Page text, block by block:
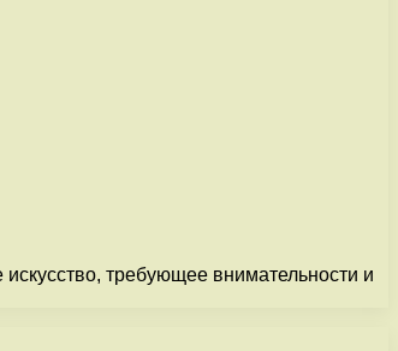
требующее внимательности и